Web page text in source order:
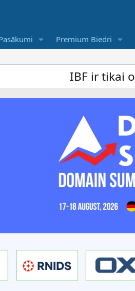
Premium Biedri
IBF ir tikai online